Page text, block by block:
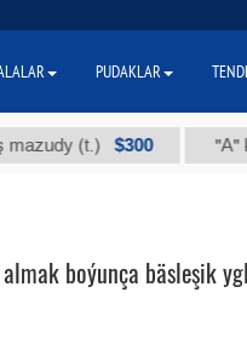
(t.) $300 "А"
boýunça bäsleşik
PUDAKLAR